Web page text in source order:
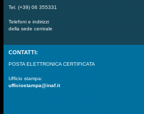
Tel. (+39) 06 355331
Telefoni e indirizzi
della sede centrale
CONTATTI:
POSTA ELETTRONICA CERTIFICATA
Ufficio stampa:
ufficiostampa@inaf.it